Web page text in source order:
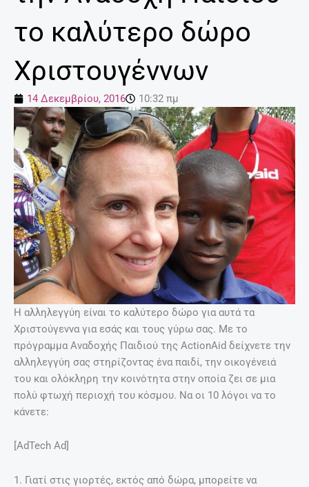
το καλύτερο δώρο
Χριστουγέννων
14 Δεκεμβρίου, 2016 10:32 πμ
Η αλληλεγγύη είναι το καλύτερο δώρο για αυτά τα
Χριστούγεννα για εσάς και τους γύρω σας. Με το
πρόγραμμα Αναδοχής Παιδιού της ActionAid δείχνετε την
αλληλεγγύη σας στηρίζοντας ένα παιδί, την οικογένειά
του και ολόκληρη την κοινότητα στην οποία ζει σε μια
πολύ φτωχή περιοχή του κόσμου. Να οι 10 λόγοι να το
κάνετε:
[AdTech Ad]
1. Γιατί στις γιορτές, εκτός από δώρα, μπορείτε να